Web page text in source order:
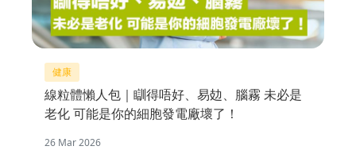
健康
線粒體懶人包｜瞓得唔好、易攰、腦霧 未必是
老化 可能是你的細胞發電廠壞了！
26 Mar 2026